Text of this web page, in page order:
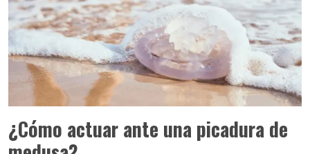
¿Cómo actuar ante una picadura de